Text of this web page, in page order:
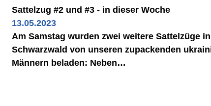
Sattelzug #2 und #3 - in dieser Woche
13.05.2023
Am Samstag wurden zwei weitere Sattelzüge
Schwarzwald von unseren zupackenden
Männern beladen: Neben…